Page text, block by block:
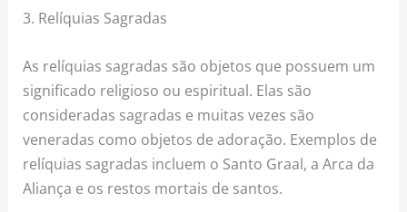
3. Relíquias Sagradas
As relíquias sagradas são objetos que possuem um
significado religioso ou espiritual. Elas são
consideradas sagradas e muitas vezes são
veneradas como objetos de adoração. Exemplos de
relíquias sagradas incluem o Santo Graal, a Arca da
Aliança e os restos mortais de santos.